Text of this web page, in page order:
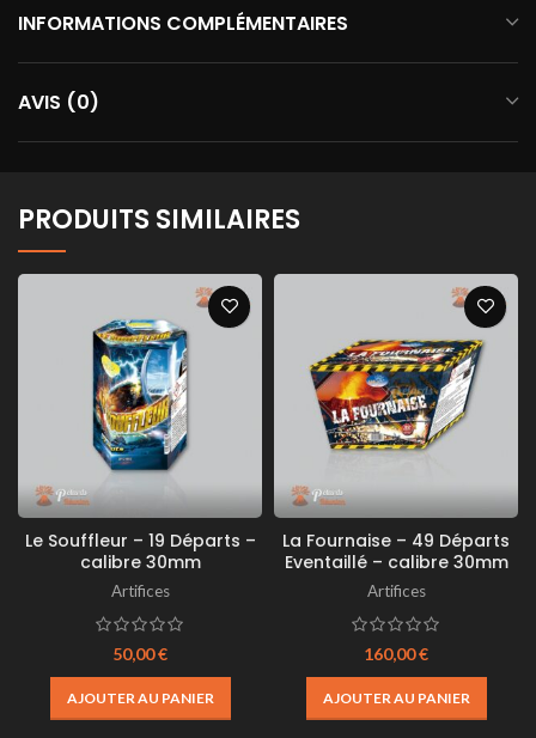
INFORMATIONS COMPLÉMENTAIRES
AVIS (0)
PRODUITS SIMILAIRES
Le Souffleur – 19 Départs –
calibre 30mm
Artifices
50,00€
AJOUTER AU PANIER
La Fournaise – 49 Départs
Eventaillé – calibre 30mm
Artifices
160,00€
AJOUTER AU PANIER